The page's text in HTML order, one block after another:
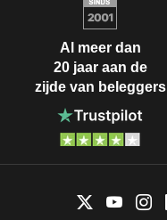
Al meer dan
20 jaar aan de
zijde van beleggers